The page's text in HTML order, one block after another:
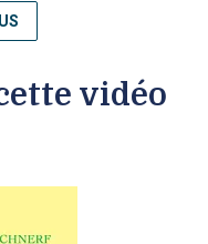
vidéo